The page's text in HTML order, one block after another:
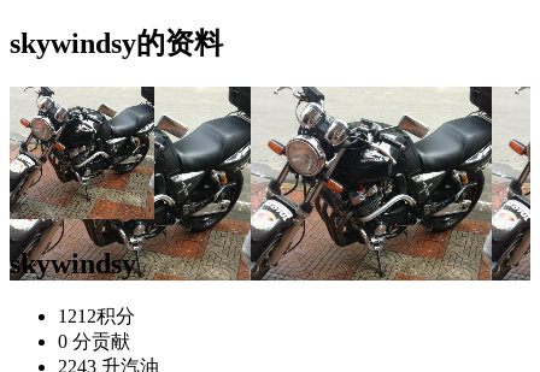
skywindsy的资料
skywindsy
1212积分
0 分贡献
2243 升汽油